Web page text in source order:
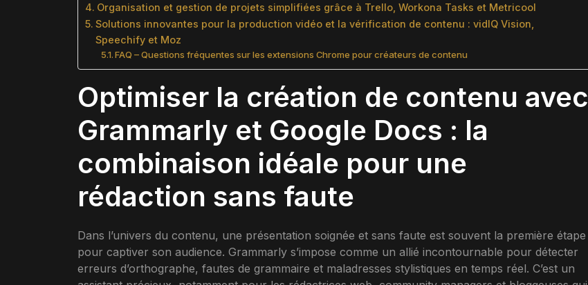
Organisation et gestion de projets simplifiées grâce à Trello, Workona Tasks et Metricool
Solutions innovantes pour la production vidéo et la vérification de contenu : vidIQ Vision,
Speechify et Moz
FAQ – Questions fréquentes sur les extensions Chrome pour créateurs de contenu
Optimiser la création de contenu avec
Grammarly et Google Docs : la
combinaison idéale pour une
rédaction sans faute
Dans l’univers du contenu, une présentation soignée et sans faute est souvent la première étape
pour captiver son audience. Grammarly s’impose comme un allié incontournable pour détecter
erreurs d’orthographe, fautes de grammaire et maladresses stylistiques en temps réel. C’est un